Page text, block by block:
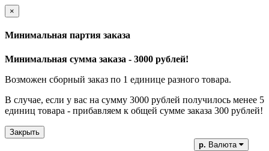
×
Минимальная партия заказа
Минимальная сумма заказа - 3000 рублей!
Возможен сборный заказ по 1 единице разного товара.
В случае, если у вас на сумму 3000 рублей получилось менее 5
единиц товара - прибавляем к общей сумме заказа 300 рублей!
Закрыть
р. Валюта